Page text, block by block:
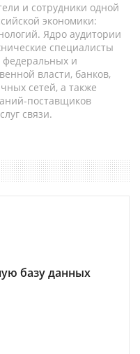
и сотрудники одной
экономики:
Ядро аудитории
специалисты
и
власти, банков,
сетей, а также
поставщиков
связи.
базу данных